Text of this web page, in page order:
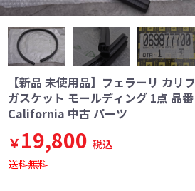
【新品 未使用品】フェラーリ カリ
ガスケット モールディング 1点 品
California 中古 パーツ
￥19,800 税込
送料無料